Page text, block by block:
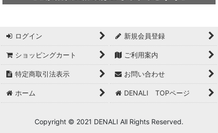
adidas / アディダス
adidas FIVE TEN / アディダス ファイブテン
Atlas / アトラス
ARAI TENT(RIPEN) / アライテント(ライペン)
ログイン 新規会員登録
ショッピングカート ご利用案内
特定商取引法表示 お問い合わせ
ホーム DENALI TOPページ
Copyright © 2021 DENALI All Rights Reserved.